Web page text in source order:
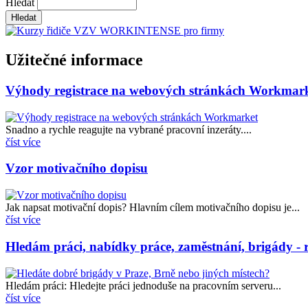
Hledat
Užitečné informace
Výhody registrace na webových stránkách
Snadno a rychle reagujte na vybrané pracovní inzeráty....
číst více
Vzor motivačního dopisu
Jak napsat motivační dopis? Hlavním cílem motivačního dopisu je...
číst více
Hledám práci, nabídky práce, zaměstnání, brigády -
Hledám práci: Hledejte práci jednoduše na pracovním serveru...
číst více